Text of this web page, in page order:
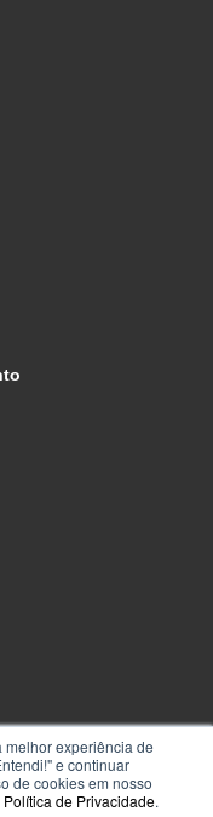
melhor experiência de
e continuar
de cookies em nosso
Política de Privacidade.